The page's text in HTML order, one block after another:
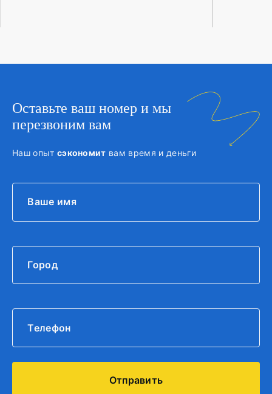
Оставьте ваш номер и мы
перезвоним вам
Наш опыт сэкономит вам время и деньги